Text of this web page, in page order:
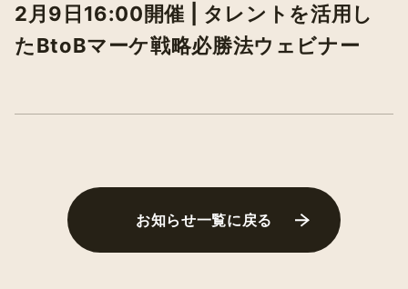
2月9日16:00開催 | タレントを活用し
たBtoBマーケ戦略必勝法ウェビナー
お知らせ一覧に戻る